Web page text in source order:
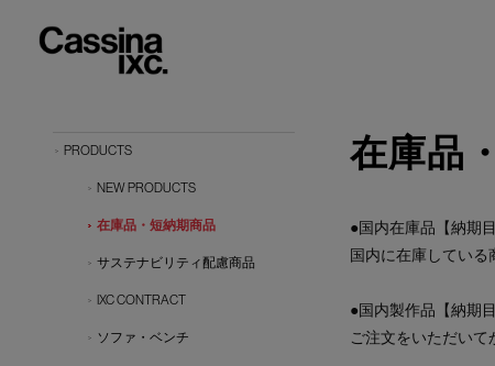
在庫品
●国内在庫品【納期
国内に在庫している
●国内製作品【納期
ご注文をいただいて
PRODUCTS
NEW PRODUCTS
在庫品・短納期商品
サステナビリティ配慮商品
IXC CONTRACT
ソファ・ベンチ